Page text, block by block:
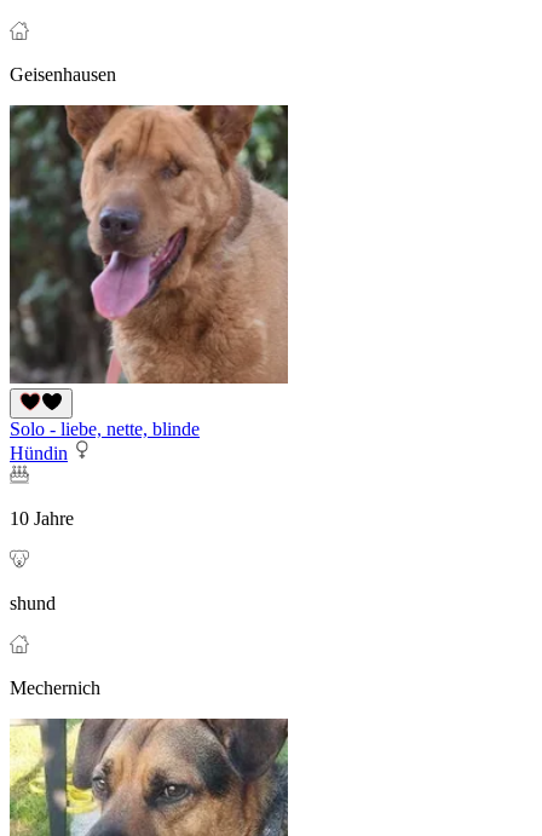
Geisenhausen
Solo - liebe, nette, blinde
Hündin
10 Jahre
shund
Mechernich